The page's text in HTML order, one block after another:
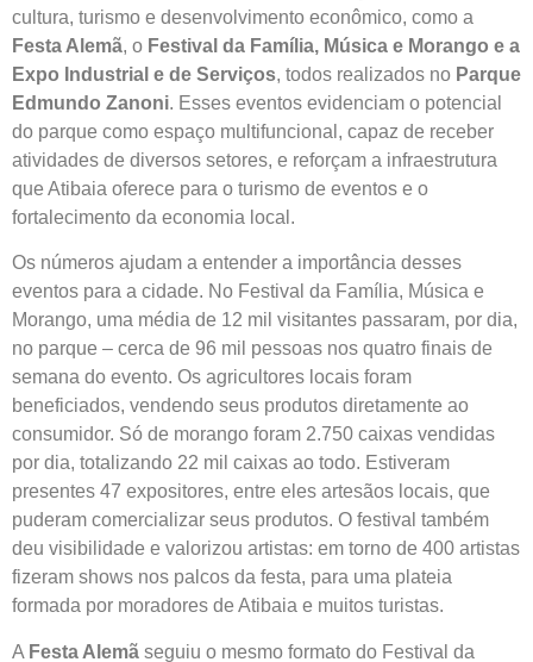
cultura, turismo e desenvolvimento econômico, como a
Festa Alemã, o Festival da Família, Música e Morango e a
Expo Industrial e de Serviços, todos realizados no Parque
Edmundo Zanoni. Esses eventos evidenciam o potencial
do parque como espaço multifuncional, capaz de receber
atividades de diversos setores, e reforçam a infraestrutura
que Atibaia oferece para o turismo de eventos e o
fortalecimento da economia local.
Os números ajudam a entender a importância desses
eventos para a cidade. No Festival da Família, Música e
Morango, uma média de 12 mil visitantes passaram, por dia,
no parque – cerca de 96 mil pessoas nos quatro finais de
semana do evento. Os agricultores locais foram
beneficiados, vendendo seus produtos diretamente ao
consumidor. Só de morango foram 2.750 caixas vendidas
por dia, totalizando 22 mil caixas ao todo. Estiveram
presentes 47 expositores, entre eles artesãos locais, que
puderam comercializar seus produtos. O festival também
deu visibilidade e valorizou artistas: em torno de 400 artistas
fizeram shows nos palcos da festa, para uma plateia
formada por moradores de Atibaia e muitos turistas.
A Festa Alemã seguiu o mesmo formato do Festival da